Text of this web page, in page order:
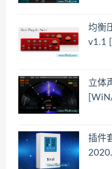
均衡
v1.1
立体
插件